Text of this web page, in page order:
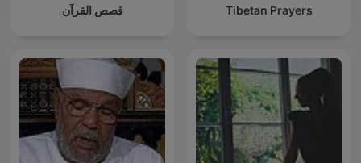
قصص القرآن Tibetan Prayers